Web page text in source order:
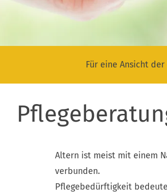
Für eine Ansicht
Altern ist meist mit einem
verbunden.
Pflegebedürftigkeit